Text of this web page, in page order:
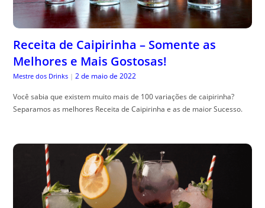
Receita de Caipirinha – Somente as
Melhores e Mais Gostosas!
Mestre dos Drinks | 2 de maio de 2022
Você sabia que existem muito mais de 100 variações de caipirinha?
Separamos as melhores Receita de Caipirinha e as de maior Sucesso.